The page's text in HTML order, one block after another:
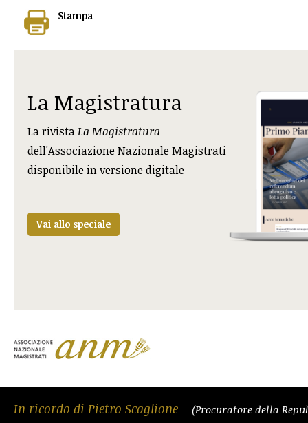
Stampa
La Magistratura
La rivistaLa Magistratura
dell'Associazione Nazionale Magistrati
disponibile in versione digitale
Vai allo speciale
In ricordo di Pietro Scaglione (Procuratore della